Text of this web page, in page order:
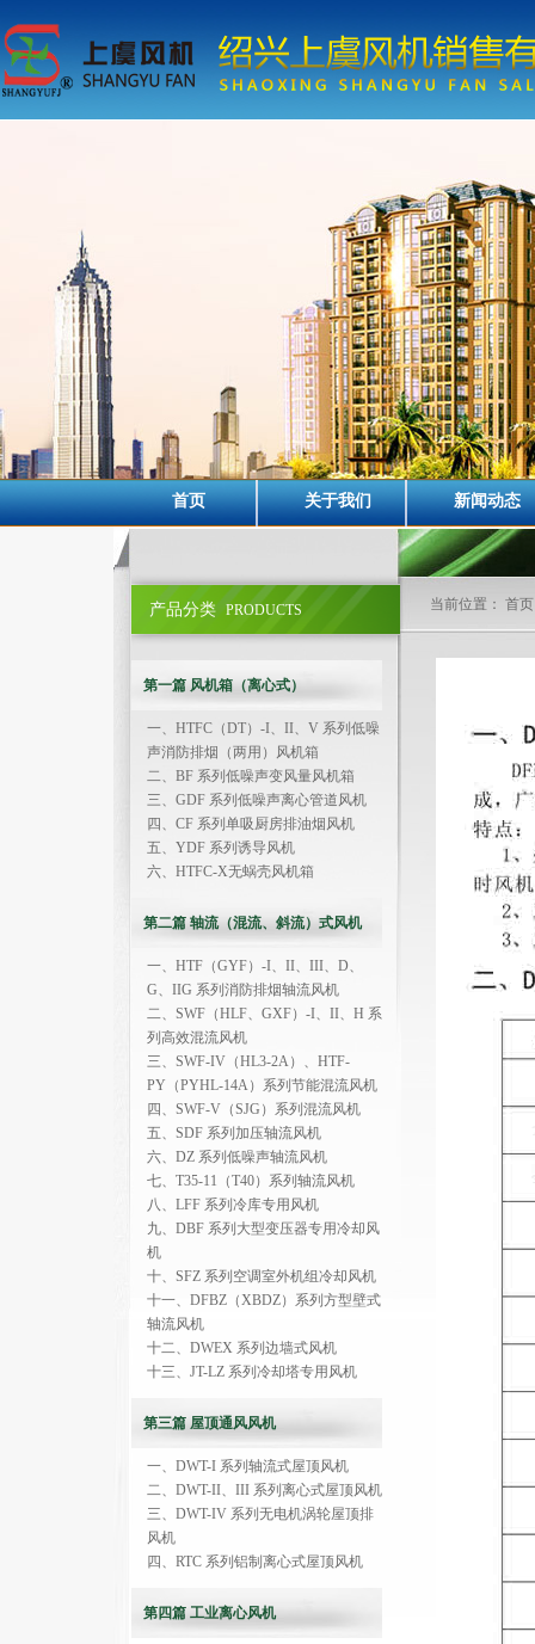
首页 关于我们 新闻动态
产品分类PRODUCTS
第一篇 风机箱（离心式）
一、HTFC（DT）-I、II、V 系列低噪
声消防排烟（两用）风机箱
二、BF 系列低噪声变风量风机箱
三、GDF 系列低噪声离心管道风机
四、CF 系列单吸厨房排油烟风机
五、YDF 系列诱导风机
六、HTFC-X无蜗壳风机箱
第二篇 轴流（混流、斜流）式风机
一、HTF（GYF）-I、II、III、D、
G、IIG 系列消防排烟轴流风机
二、SWF（HLF、GXF）-I、II、H 系
列高效混流风机
三、SWF-IV（HL3-2A）、HTF-
PY（PYHL-14A）系列节能混流风机
四、SWF-V（SJG）系列混流风机
五、SDF 系列加压轴流风机
六、DZ 系列低噪声轴流风机
七、T35-11（T40）系列轴流风机
八、LFF 系列冷库专用风机
九、DBF 系列大型变压器专用冷却风
机
十、SFZ 系列空调室外机组冷却风机
十一、DFBZ（XBDZ）系列方型壁式
轴流风机
十二、DWEX 系列边墙式风机
十三、JT-LZ 系列冷却塔专用风机
第三篇 屋顶通风风机
一、DWT-I 系列轴流式屋顶风机
二、DWT-II、III 系列离心式屋顶风机
三、DWT-IV 系列无电机涡轮屋顶排
风机
四、RTC 系列铝制离心式屋顶风机
第四篇 工业离心风机
当前位置： 首